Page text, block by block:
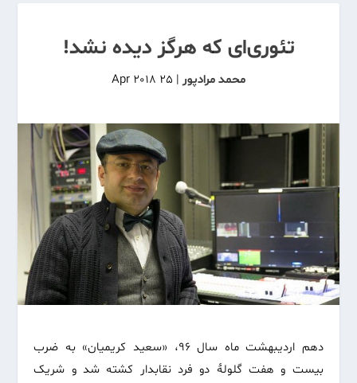
تئوری‌ای که هرگز دیده نشد!
محمد مرادپور|
25 Apr 2018
دهم اردیبهشت ماه سال ۹۶، «سعید کریمیان» به ضرب
بیست و هفت گلولۀ دو فرد نقابدار کشته شد و شریک